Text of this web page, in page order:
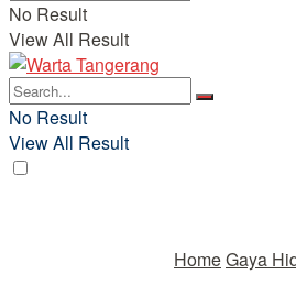
No Result
View All Result
No Result
View All Result
HomeGaya